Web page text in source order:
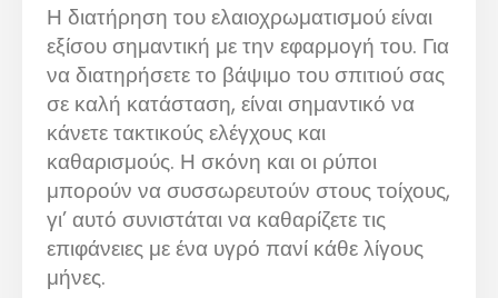
Η διατήρηση του ελαιοχρωματισμού είναι
εξίσου σημαντική με την εφαρμογή του. Για
να διατηρήσετε το βάψιμο του σπιτιού σας
σε καλή κατάσταση, είναι σημαντικό να
κάνετε τακτικούς ελέγχους και
καθαρισμούς. Η σκόνη και οι ρύποι
μπορούν να συσσωρευτούν στους τοίχους,
γι’ αυτό συνιστάται να καθαρίζετε τις
επιφάνειες με ένα υγρό πανί κάθε λίγους
μήνες.